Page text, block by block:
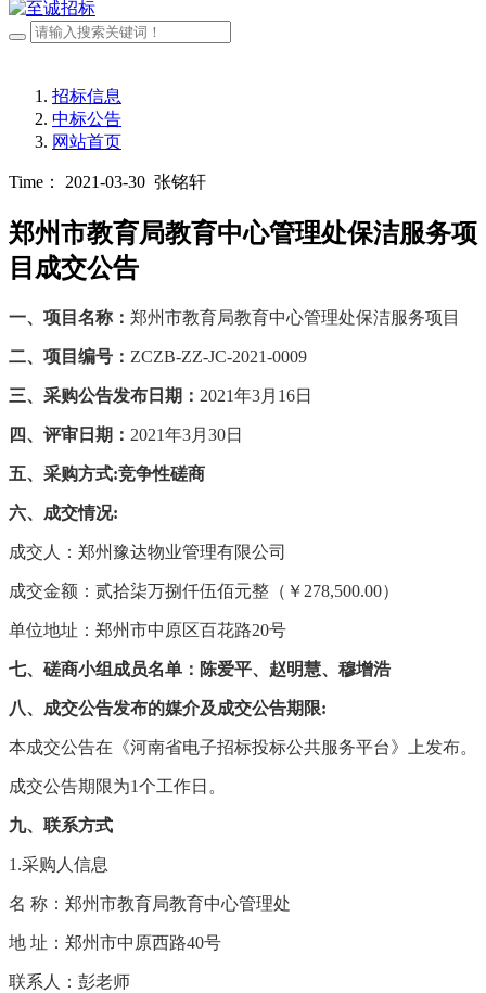
招标信息
中标公告
网站首页
Time： 2021-03-30 张铭轩
郑州市教育局教育中心管理处保洁服务项
目成交公告
一、项目名称： 郑州市教育局教育中心管理处保洁服务项目
二、项目编号： ZCZB-ZZ-JC-2021-0009
三、采购公告发布日期： 2021年3月16日
四、评审日期： 2021年3月30日
五、采购方式:竞争性磋商
六、成交情况:
成交人：郑州豫达物业管理有限公司
成交金额：贰拾柒万捌仟伍佰元整（￥ 278,500.00）
单位地址：郑州市中原区百花路20号
七、磋商小组成员名单：陈爱平、赵明慧、穆增浩
八、成交公告发布的媒介及成交公告期限:
本成交公告在《河南省电子招标投标公共服务平台》上发布。
成交公告期限为1个工作日。
九、联系方式
1.采购人信息
名 称：郑州市教育局教育中心管理处
地 址：郑州市中原西路40号
联系人：彭老师